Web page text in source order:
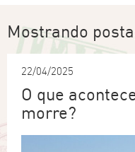
Mostrando
22/04/2025
O que
morre?